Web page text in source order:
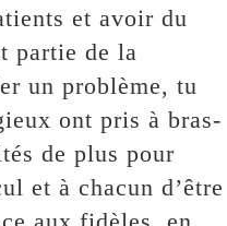
et avoir du
partie de la
un problème, tu
ont pris à bras-
de plus pour
et à chacun d’être